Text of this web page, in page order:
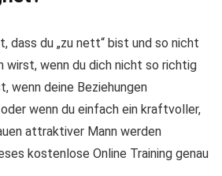
dass du „zu nett“ bist und so nicht
wirst, wenn du dich nicht so richtig
wenn deine Beziehungen
wenn du einfach ein kraftvoller,
attraktiver Mann werden
kostenlose Online Training genau